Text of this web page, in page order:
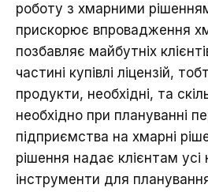
роботу з хмарними
прискорює впровадження
позбавляє майбутніх
частині купівлі ліцензій,
продукти, необхідні, та
необхідно при плануванні
підприємства на хмарні
рішення надає клієнтам усі
інструменти для